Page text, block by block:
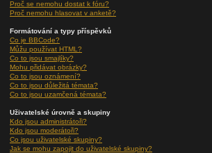
Proč se nemohu dostat k fóru?
Proč nemohu hlasovat v anketě?
Formátování a typy příspěvků
Co je BBCode?
Můžu používat HTML?
Co to jsou smajlíky?
Mohu přidávat obrázky?
Co to jsou oznámení?
Co to jsou důležitá témata?
Co to jsou uzamčená témata?
Uživatelské úrovně a skupiny
Kdo jsou administrátoři?
Kdo jsou moderátoři?
Co jsou uživatelské skupiny?
Jak se mohu zapojit do uživatelské skupiny?